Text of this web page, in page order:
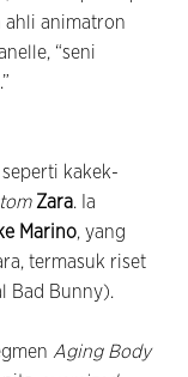
ahli animatron
“seni
kakek-
Zara. Ia
Marino, yang
termasuk riset
Bad Bunny).
Aging Body